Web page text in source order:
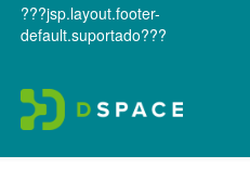
???jsp.layout.footer-
default.suportado???